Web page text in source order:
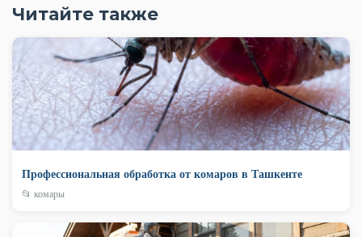
Читайте также
Профессиональная обработка от комаров в Ташкенте
📂 комары